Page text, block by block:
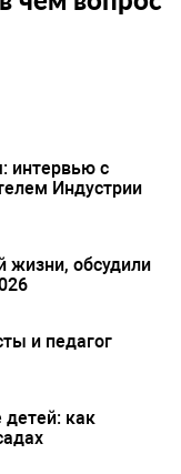
интервью с
Индустрии
жизни, обсудили
и педагог
детей: как